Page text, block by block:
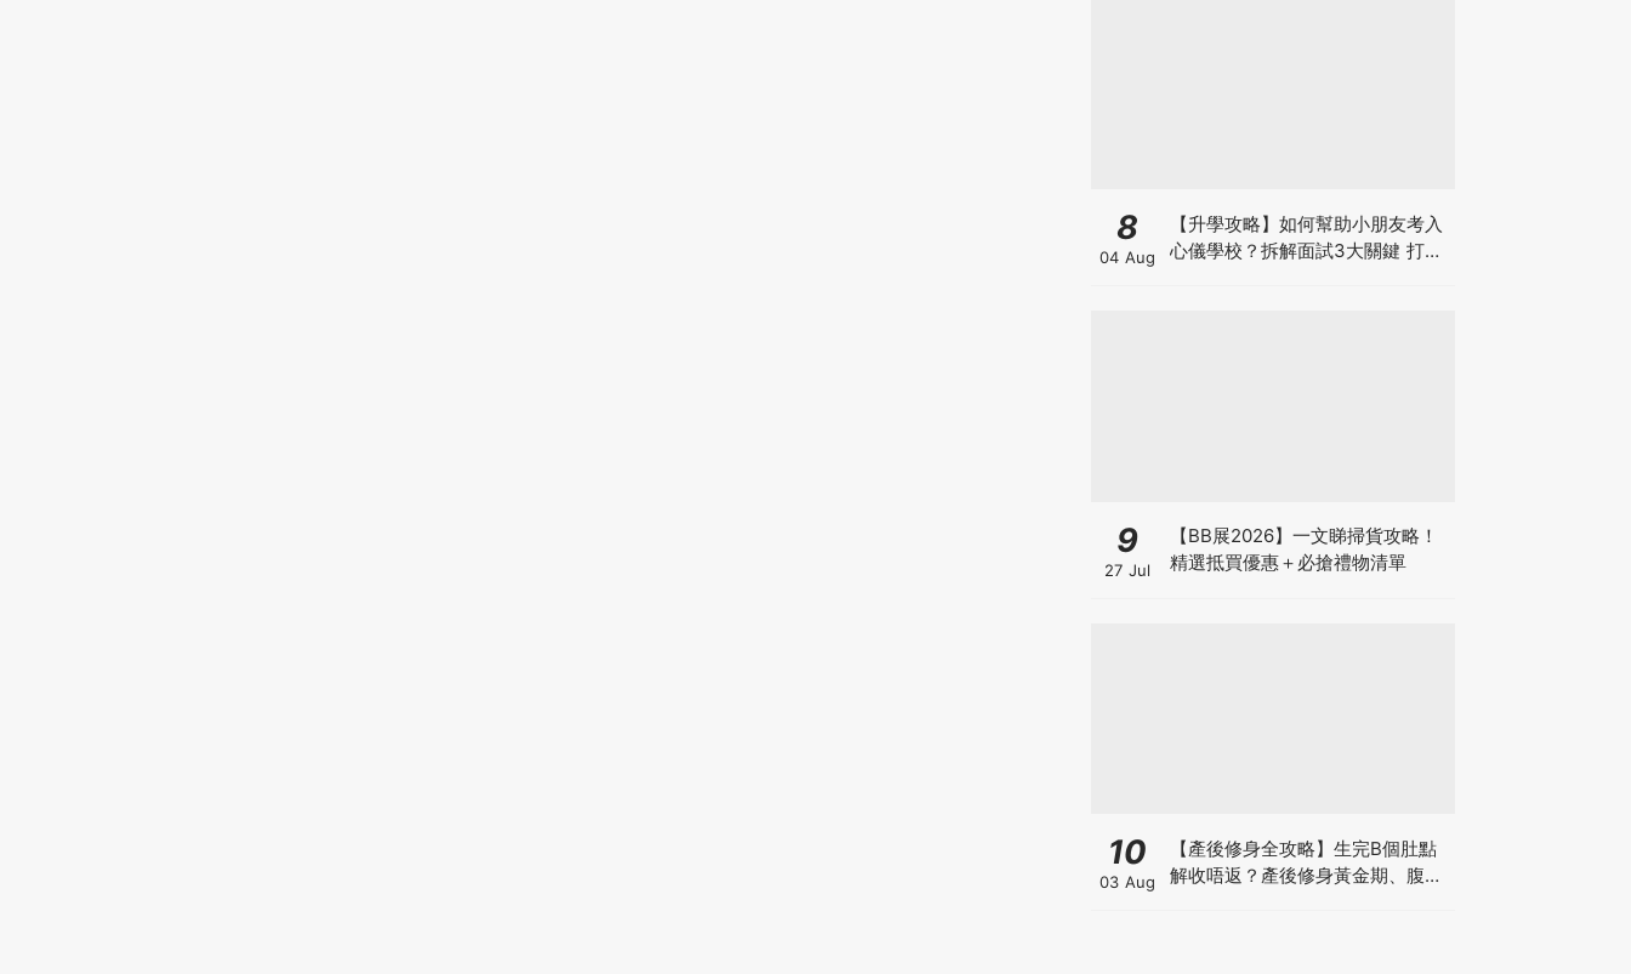
8
04 Aug
【升學攻略】如何幫助小朋友考入
心儀學校？拆解面試3大關鍵 打好
9
27 Jul
【BB展2026】一文睇掃貨攻略！
精選抵買優惠＋必搶禮物清單
10
03 Aug
【產後修身全攻略】生完B個肚點
解收唔返？產後修身黃金期、腹直